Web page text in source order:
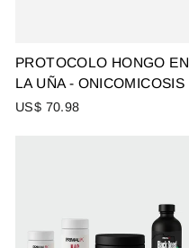
PROTOCOLO HONGO EN
LA UÑA - ONICOMICOSIS
US$ 70.98